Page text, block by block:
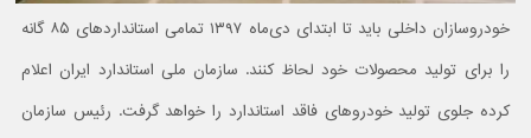
خودروسازان داخلی باید تا ابتدای دی‌ماه ۱۳۹۷ تمامی استانداردهای ۸۵ گانه
را برای تولید محصولات خود لحاظ کنند. سازمان ملی استاندارد ایران اعلام
کرده جلوی تولید خودروهای فاقد استاندارد را خواهد گرفت. رئیس سازمان